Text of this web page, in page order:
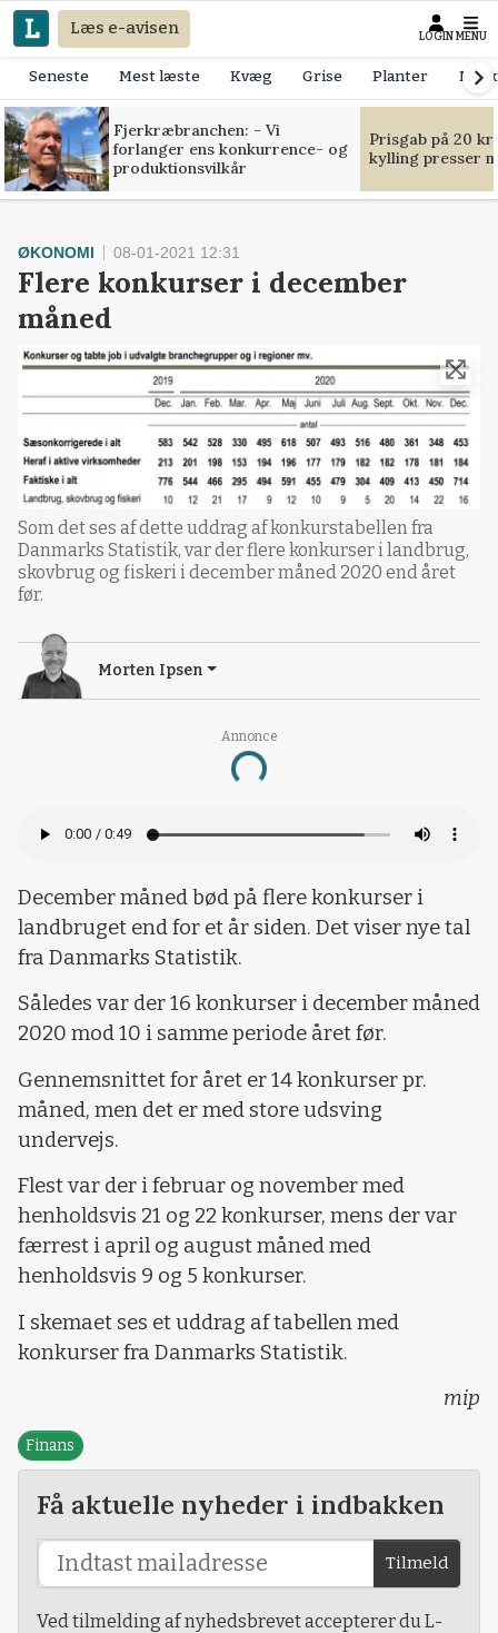
Læs e-avisen LOGIN MENU
Seneste Mest læste Kvæg Grise Planter
Fjerkræbranchen: - Vi
forlanger ens konkurrence- og
produktionsvilkår
Prisgab på 20
kylling presser
Annonce
Loading...
ØKONOMI 08-01-2021 12:31
Flere konkurser i december
måned
Som det ses af dette uddrag af konkurstabellen fra
Danmarks Statistik, var der flere konkurser i landbrug,
skovbrug og fiskeri i december måned 2020 end året
før.
Morten Ipsen
December måned bød på flere konkurser i
landbruget end for et år siden. Det viser nye tal
fra Danmarks Statistik.
Således var der 16 konkurser i december måned
2020 mod 10 i samme periode året før.
Gennemsnittet for året er 14 konkurser pr.
måned, men det er med store udsving
undervejs.
Flest var der i februar og november med
henholdsvis 21 og 22 konkurser, mens der var
færrest i april og august måned med
henholdsvis 9 og 5 konkurser.
I skemaet ses et uddrag af tabellen med
konkurser fra Danmarks Statistik.
mip
Finans
Få aktuelle nyheder i indbakken
Tilmeld
Ved tilmelding af nyhedsbrevet accepterer du L-